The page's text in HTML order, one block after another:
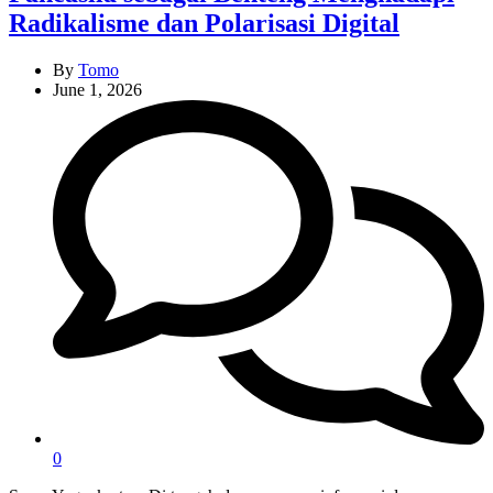
Radikalisme dan Polarisasi Digital
By Tomo
June 1, 2026
0